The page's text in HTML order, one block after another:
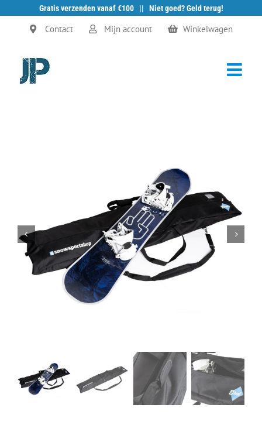
Gratis verzenden vanaf €100 || Niet goed? Geld terug!
Ga
Contact Mijn account Winkelwagen